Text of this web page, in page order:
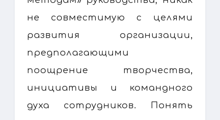
не совместимую с целями
развития организации,
предполагающими
поощрение творчества,
инициативы и командного
духа сотрудников. Понять